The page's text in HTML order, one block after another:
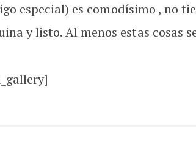
especial) es comodísimo , no
y listo. Al menos estas cosas